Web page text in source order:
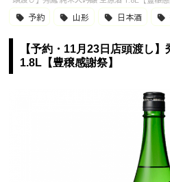
予約
山形 日本酒
【予約・11月23日店頭渡し
1.8L【豊穣感謝祭】